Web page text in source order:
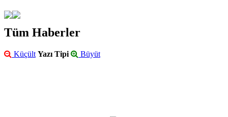
Tüm Haberler
Küçült Yazı Tipi Büyüt